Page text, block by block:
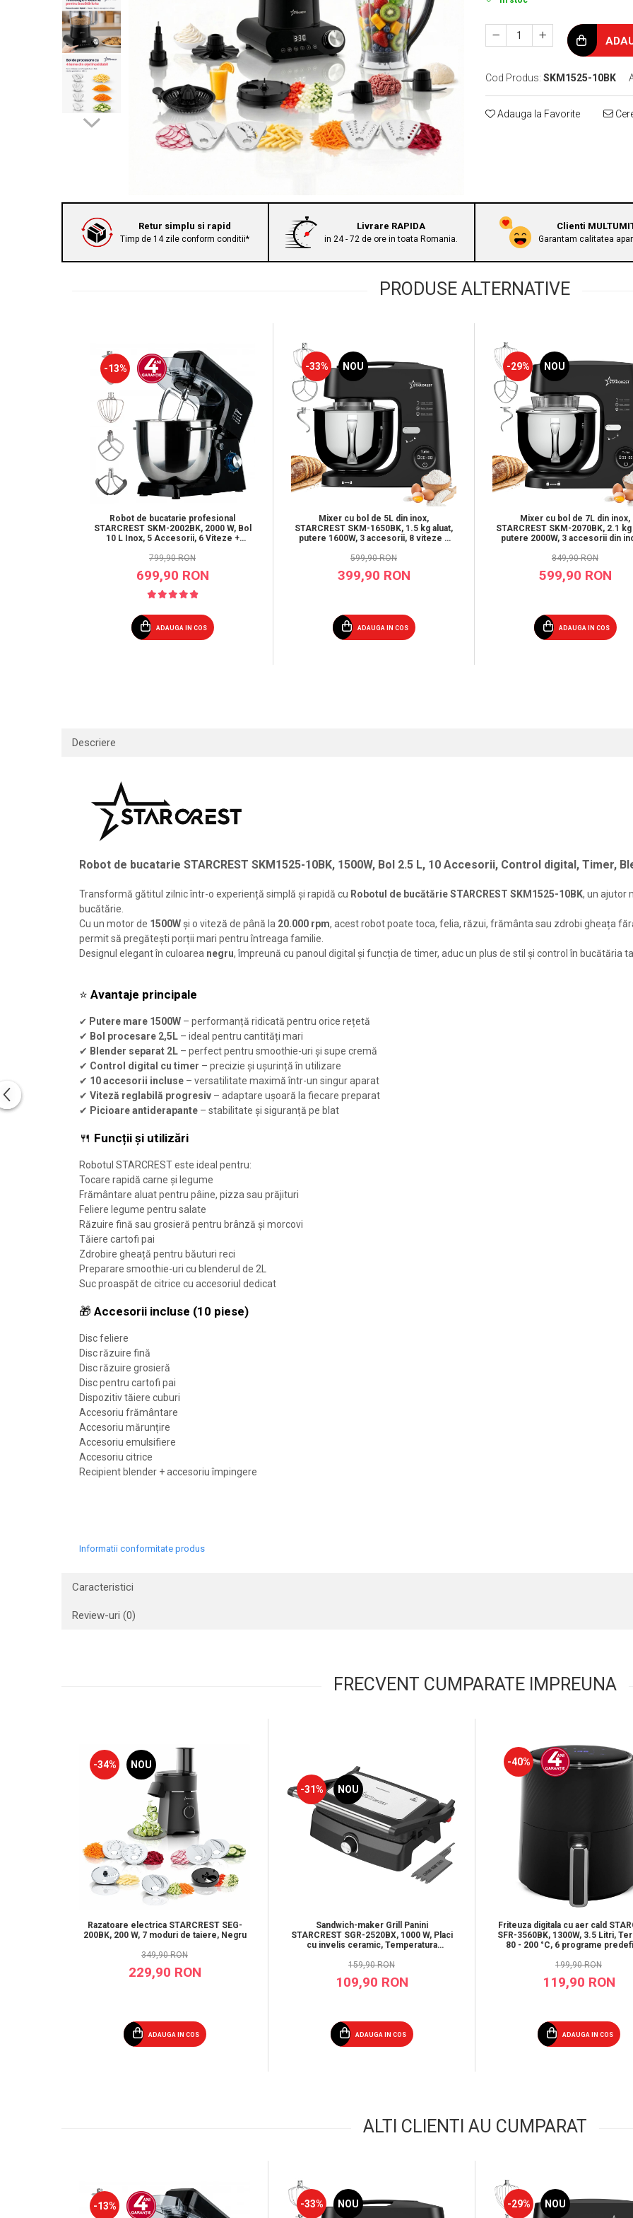
Robot de bucătărie
Sandwich maker
Fier de călcat
Dispozitive smart home
Cod Produs: SKM1525-10BK
Adauga la Favorite
Retur simplu si rapid
Timp de 14 zile conform conditii*
Livrare RAPIDA
in 24 - 72 de ore in toata Romania.
Clienti
Garantam calitatea
PRODUSE ALTERNATIVE
-13%
Robot de bucatarie profesional
STARCREST SKM-2002BK, 2000 W, Bol
10 L Inox, 5 Accesorii, 6 Viteze +
799,90 RON
699,90 RON
ADAUGA IN COS
-33% NOU
Mixer cu bol de 5L din inox,
STARCREST SKM-1650BK, 1.5 kg aluat,
putere 1600W, 3 accesorii, 8 viteze +
599,90 RON
399,90 RON
ADAUGA IN COS
-29% NOU
Mixer cu bol de 7L din inox,
STARCREST SKM-2070BK, 2.1 kg
putere 2000W, 3 accesorii din
849,90 RON
599,90 RON
ADAUGA IN COS
Descriere
Robot de bucatarie STARCREST SKM1525-10BK, 1500W, Bol 2.5 L, 10 Accesorii, Control digital, Timer,
Transformă gătitul zilnic într-o experiență simplă și rapidă cu Robotul de bucătărie STARCREST SKM1525-10BK, un ajutor
bucătărie.
Cu un motor de 1500Wși o viteză de până la 20.000 rpm, acest robot poate toca, felia, răzui, frământa sau zdrobi gheața
permit să pregătești porții mari pentru întreaga familie.
Designul elegant în culoarea negru, împreună cu panoul digital și funcția de timer, aduc un plus de stil și control în bucătăria
⭐ Avantaje principale
✔ Putere mare 1500W – performanță ridicată pentru orice rețetă
✔ Bol procesare 2,5L – ideal pentru cantități mari
✔ Blender separat 2L – perfect pentru smoothie-uri și supe cremă
✔ Control digital cu timer – precizie și ușurință în utilizare
✔ 10 accesorii incluse – versatilitate maximă într-un singur aparat
✔ Viteză reglabilă progresiv – adaptare ușoară la fiecare preparat
✔ Picioare antiderapante – stabilitate și siguranță pe blat
🍴 Funcții și utilizări
Robotul STARCREST este ideal pentru:
Tocare rapidă carne și legume
Frământare aluat pentru pâine, pizza sau prăjituri
Feliere legume pentru salate
Răzuire fină sau grosieră pentru brânză și morcovi
Tăiere cartofi pai
Zdrobire gheață pentru băuturi reci
Preparare smoothie-uri cu blenderul de 2L
Suc proaspăt de citrice cu accesoriul dedicat
🎁 Accesorii incluse (10 piese)
Disc feliere
Disc răzuire fină
Disc răzuire grosieră
Disc pentru cartofi pai
Dispozitiv tăiere cuburi
Accesoriu frământare
Accesoriu mărunțire
Accesoriu emulsifiere
Accesoriu citrice
Recipient blender + accesoriu împingere
Informatii conformitate produs
Caracteristici
Review-uri (0)
FRECVENT CUMPARATE IMPREUNA
-34% NOU
Razatoare electrica STARCREST SEG-
200BK, 200 W, 7 moduri de taiere, Negru
349,90 RON
229,90 RON
ADAUGA IN COS
-31% NOU
Sandwich-maker Grill Panini
STARCREST SGR-2520BX, 1000 W, Placi
cu invelis ceramic, Temperatura
de gatire 23 x 14.5 cm, Spatula curatare,
159,90 RON
109,90 RON
ADAUGA IN COS
-40%
Friteuza digitala cu aer cald
SFR-3560BK, 1300W, 3.5 Litri,
80 - 200 °C, 6 programe
199,90 RON
119,90 RON
ADAUGA IN COS
ALTI CLIENTI AU CUMPARAT
-13% -33% NOU -29% NOU